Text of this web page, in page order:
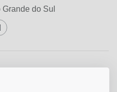
do Sul
WhatsAppFacebook
Compartilhar Twitter